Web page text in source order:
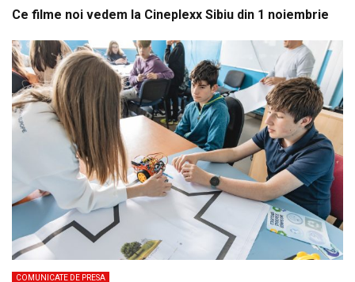
Ce filme noi vedem la Cineplexx Sibiu din 1 noiembrie
COMUNICATE DE PRESA